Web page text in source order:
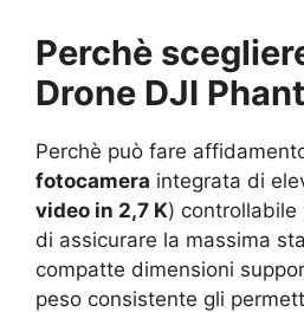
Perchè
Drone DJI
Perchè può fare
fotocamera integrata di
video in 2,7 K)
di assicurare la massima
compatte dimensioni
peso consistente gli